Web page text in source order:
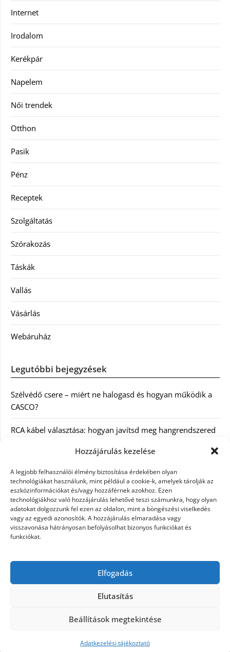
Hozzájárulás kezelése
A legjobb felhasználói élmény biztosítása érdekében olyan
technológiákat használunk, mint például a cookie-k, amelyek tárolják az
eszközinformációkat és/vagy hozzáférnek azokhoz. Ezen
technológiákhoz való hozzájárulás lehetővé teszi számunkra, hogy olyan
adatokat dolgozzunk fel ezen az oldalon, mint a böngészési viselkedés
vagy az egyedi azonosítók. A hozzájárulás elmaradása vagy
visszavonása hátrányosan befolyásolhat bizonyos funkciókat és
funkciókat.
Elfogadás
Elutasítás
Beállítások megtekintése
Adatkezelési tájékoztató
Internet
Irodalom
Kerékpár
Napelem
Női trendek
Otthon
Pasik
Pénz
Receptek
Szolgáltatás
Szórakozás
Táskák
Vallás
Vásárlás
Webáruház
Legutóbbi bejegyzések
Szélvédő csere – miért ne halogasd és hogyan működik a
CASCO?
RCA kábel választása: hogyan javítsd meg hangrendszered
Magyarországon: milyen jogi szabályozásra kell figyelni?
Akciós külföldi nyaralás 2026-ban előfoglalással: mit
ellenőrizz az ár mellett?
A Kassai Irodaház modern munkakörnyezetet biztosít
Theme